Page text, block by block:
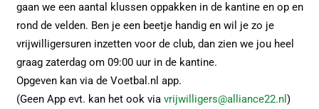
gaan we een aantal klussen oppakken in de kantine en op en
rond de velden. Ben je een beetje handig en wil je zo je
vrijwilligersuren inzetten voor de club, dan zien we jou heel
graag zaterdag om 09:00 uur in de kantine.
Opgeven kan via de Voetbal.nl app.
(Geen App evt. kan het ook via vrijwilligers@alliance22.nl )